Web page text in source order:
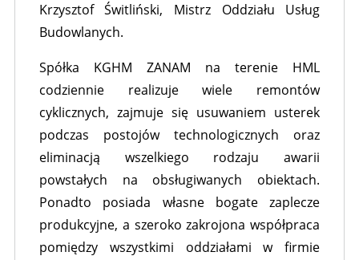
Krzysztof Świtliński, Mistrz Oddziału Usług
Budowlanych.
Spółka KGHM ZANAM na terenie HML
codziennie realizuje wiele remontów
cyklicznych, zajmuje się usuwaniem usterek
podczas postojów technologicznych oraz
eliminacją wszelkiego rodzaju awarii
powstałych na obsługiwanych obiektach.
Ponadto posiada własne bogate zaplecze
produkcyjne, a szeroko zakrojona współpraca
pomiędzy wszystkimi oddziałami w firmie